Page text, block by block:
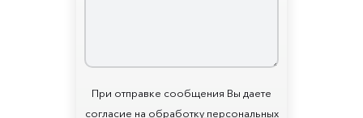
При отправке сообщения Вы даете
согласие на обработку персональных